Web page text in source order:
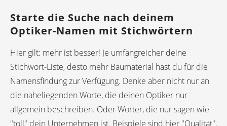
Starte die Suche nach deinem
Optiker-Namen mit Stichwörtern
Hier gilt: mehr ist besser! Je umfangreicher deine
Stichwort-Liste, desto mehr Baumaterial hast du für die
Namensfindung zur Verfügung. Denke aber nicht nur an
die naheliegenden Worte, die deinen Optiker nur
allgemein beschreiben. Oder Wörter, die nur sagen wie
"toll" dein Unternehmen ist. Beispiele sind hier "Qualität",